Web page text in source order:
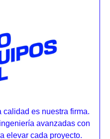
calidad es nuestra firma.
avanzadas con
elevar cada proyecto.